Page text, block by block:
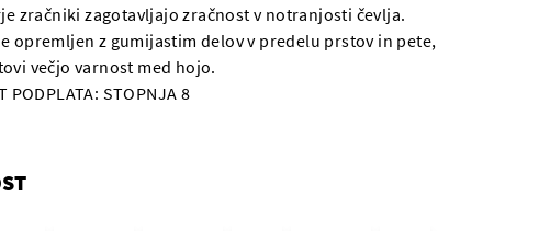
zračniki zagotavljajo zračnost v notranjosti čevlja.
opremljen z gumijastim delov v predelu prstov in pete,
večjo varnost med hojo.
PODPLATA: STOPNJA 8